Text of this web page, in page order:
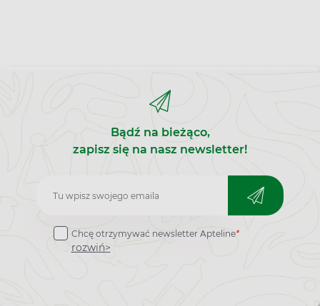
Bądź na bieżąco,
zapisz się na nasz newsletter!
Zapisz
do
newslettera
Chcę otrzymywać newsletter Apteline*
rozwiń>